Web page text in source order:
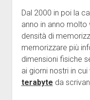
Dal 2000 in poi la
anno in anno
densità di
memorizzare più
dimensioni fisiche
ai giorni nostri in
terabyte da